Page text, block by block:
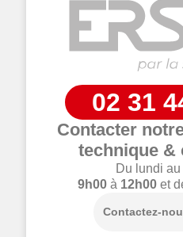
02 31
Contacter
technique &
Du lundi
9h00 à 12h00 et
Contactez-